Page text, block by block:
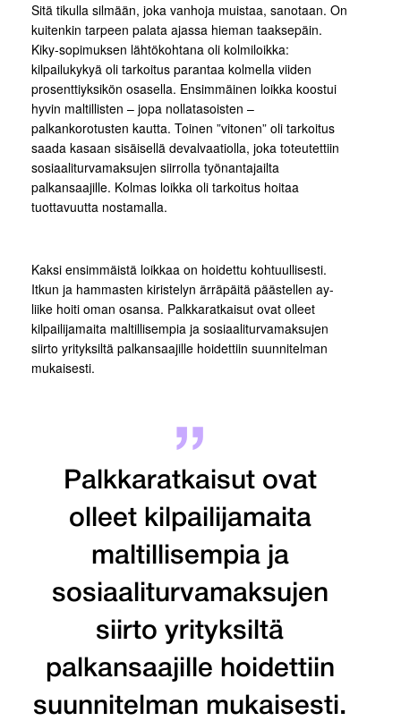
Sitä tikulla silmään, joka vanhoja muistaa, sanotaan. On
kuitenkin tarpeen palata ajassa hieman taaksepäin.
Kiky-sopimuksen lähtökohtana oli kolmiloikka:
kilpailukykyä oli tarkoitus parantaa kolmella viiden
prosenttiyksikön osasella. Ensimmäinen loikka koostui
hyvin maltillisten – jopa nollatasoisten –
palkankorotusten kautta. Toinen ”vitonen” oli tarkoitus
saada kasaan sisäisellä devalvaatiolla, joka toteutettiin
sosiaaliturvamaksujen siirrolla työnantajailta
palkansaajille. Kolmas loikka oli tarkoitus hoitaa
tuottavuutta nostamalla.
Kaksi ensimmäistä loikkaa on hoidettu kohtuullisesti.
Itkun ja hammasten kiristelyn ärräpäitä päästellen ay-
liike hoiti oman osansa. Palkkaratkaisut ovat olleet
kilpailijamaita maltillisempia ja sosiaaliturvamaksujen
siirto yrityksiltä palkansaajille hoidettiin suunnitelman
mukaisesti.
Palkkaratkaisut ovat
olleet kilpailijamaita
maltillisempia ja
sosiaaliturvamaksujen
siirto yrityksiltä
palkansaajille hoidettiin
suunnitelman mukaisesti.